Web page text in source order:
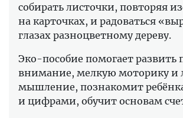
собирать листочки, повторяя
на карточках, и радоваться
глазах разноцветному дереву.
Эко-пособие помогает развить
внимание, мелкую моторику и
мышление, познакомит
и цифрами, обучит основам